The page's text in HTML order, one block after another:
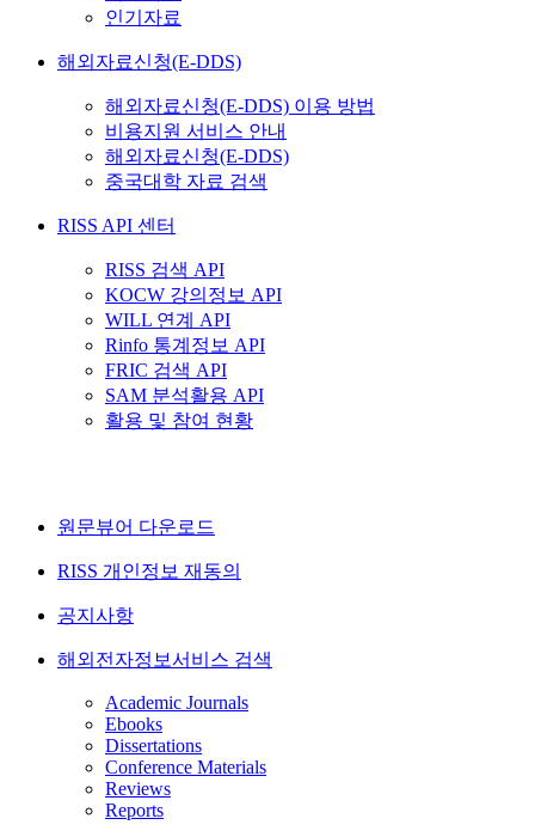
인기자료
해외자료신청(E-DDS)
해외자료신청(E-DDS) 이용 방법
비용지원 서비스 안내
해외자료신청(E-DDS)
중국대학 자료 검색
RISS API 센터
RISS 검색 API
KOCW 강의정보 API
WILL 연계 API
Rinfo 통계정보 API
FRIC 검색 API
SAM 분석활용 API
활용 및 참여 현황
원문뷰어 다운로드
RISS 개인정보 재동의
공지사항
해외전자정보서비스 검색
Academic Journals
Ebooks
Dissertations
Conference Materials
Reviews
Reports